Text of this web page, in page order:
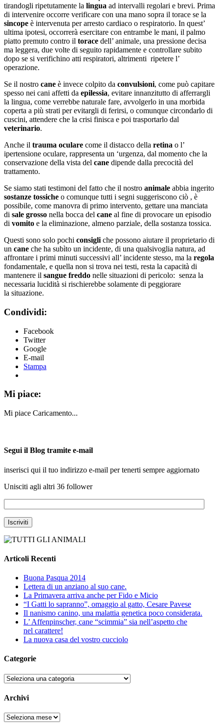
tirandogli ripetutamente la lingua ad intervalli regolari e brevi. Prima
di intervenire occorre verificare con una mano sopra il torace se la
sincope è intervenuta per arresto cardiaco o respiratorio. In quest’
ultima ipotesi, occorrerà esercitare con entrambe le mani, il palmo
piatto premuto contro il torace dell’ animale, una pressione decisa
ma leggera, due volte di seguito rapidamente e controllare subito
dopo se si verifichino atti respiratori, altrimenti ripetere l’
operazione.
Se il nostro cane è invece colpito da convulsioni, come può capitare
spesso nei cani affetti da epilessia, evitare innanzitutto di afferrargli
la lingua, come verrebbe naturale fare, avvolgerlo in una morbida
coperta a più strati per evitargli di ferirsi, o comunque circondarlo di
cuscini, attendere che la crisi finisca e poi trasportarlo dal
veterinario.
Anche il trauma oculare come il distacco della retina o l’
ipertensione oculare, rappresenta un ‘urgenza, dal momento che la
conservazione della vista del cane dipende dalla precocità del
trattamento.
Se siamo stati testimoni del fatto che il nostro animale abbia ingerito
sostanze tossiche o comunque tutti i segni suggeriscono ciò , è
possibile, come manovra di primo intervento, gettare una manciata
di sale grosso nella bocca del cane al fine di provocare un episodio
di vomito e la eliminazione, almeno parziale, della sostanza tossica.
Questi sono solo pochi consigli che possono aiutare il proprietario di
un cane che ha subìto un incidente, di una qualsivoglia natura, ad
affrontare i primi minuti successivi all’ incidente stesso, ma la regola
fondamentale, e quella non si trova nei testi, resta la capacità di
mantenere il sangue freddo nelle situazioni di pericolo: senza la
necessaria lucidità si rischierebbe solamente di peggiorare
la situazione.
Condividi:
Facebook
Twitter
Google
E-mail
Stampa
Mi piace:
Mi piace Caricamento...
Segui il Blog tramite e-mail
inserisci qui il tuo indirizzo e-mail per tenerti sempre aggiornato
Unisciti agli altri 36 follower
Articoli Recenti
Buona Pasqua 2014
Lettera di un anziano al suo cane.
La Primavera arriva anche per Fido e Micio
“I Gatti lo sapranno”, omaggio al gatto, Cesare Pavese
Il nanismo canino, una malattia genetica poco considerata.
L’ Affenpinscher, cane “scimmia” sia nell’aspetto che
nel carattere!
La nuova casa del vostro cucciolo
Categorie
Archivi